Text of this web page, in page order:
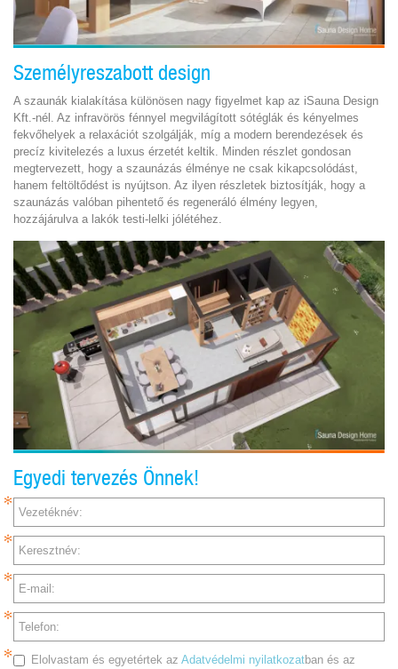
Személyreszabott design
A szaunák kialakítása különösen nagy figyelmet kap az iSauna Design
Kft.-nél. Az infravörös fénnyel megvilágított sótéglák és kényelmes
fekvőhelyek a relaxációt szolgálják, míg a modern berendezések és
precíz kivitelezés a luxus érzetét keltik. Minden részlet gondosan
megtervezett, hogy a szaunázás élménye ne csak kikapcsolódást,
hanem feltöltődést is nyújtson. Az ilyen részletek biztosítják, hogy a
szaunázás valóban pihentető és regeneráló élmény legyen,
hozzájárulva a lakók testi-lelki jólétéhez.
Egyedi tervezés Önnek!
Vezetéknév:
Keresztnév:
E-mail:
Telefon:
Elolvastam és egyetértek az Adatvédelmi nyilatkozatban és az